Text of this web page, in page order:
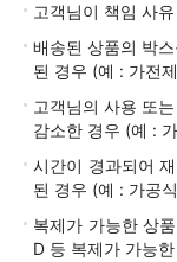
고객님이 책임 사
배송된 상품의 박
된 경우 (예 : 가전
고객님의 사용 또
감소한 경우 (예 :
시간이 경과되어
된 경우 (예 : 가공
복제가 가능한 상
D 등 복제가 가능